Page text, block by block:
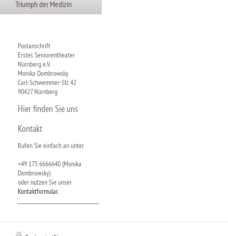
Triumph der Medizin
Postanschrift
Erstes Seniorentheater
Nürnberg e.V.
Monika Dombrowsky
Carl-Schwemmer-Str. 42
90427 Nürnberg
Hier finden Sie uns
Kontakt
Rufen Sie einfach an unter
+49 175 6666640 (Monika
Dombrowsky)
oder nutzen Sie unser
Kontaktformular.